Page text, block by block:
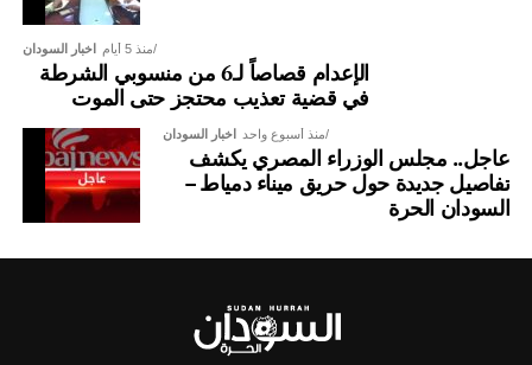
اخبار السودان منذ 5 أيام
الإعدام قصاصاً لـ6 من منسوبي الشرطة
في قضية تعذيب محتجز حتى الموت
اخبار السودان منذ أسبوع واحد
عاجل.. مجلس الوزراء المصري يكشف
تفاصيل جديدة حول حريق ميناء دمياط –
السودان الحرة